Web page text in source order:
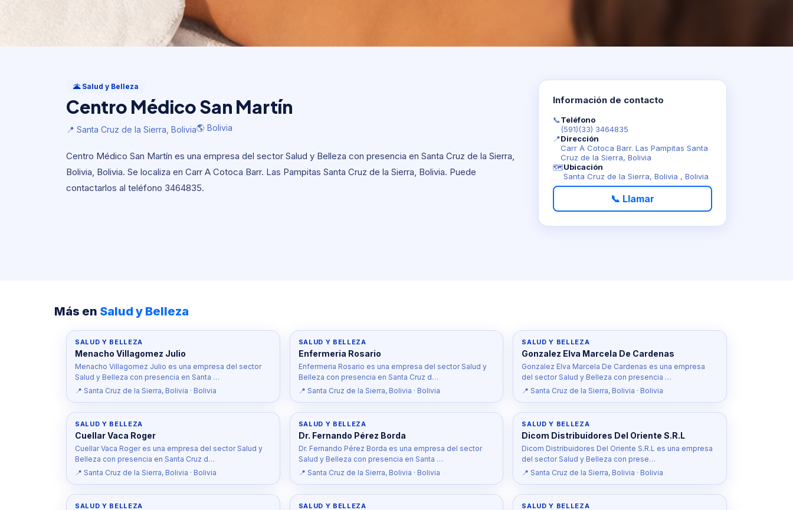
Centro Médico San Martín
🌎 Bolivia
🌋 Salud y Belleza
Centro Médico San Martín
📍 Santa Cruz de la Sierra, Bolivia🌎 Bolivia
Centro Médico San Martín es una empresa del sector Salud y Belleza con presencia en Santa Cruz de la Sierra,
Bolivia, Bolivia. Se localiza en Carr A Cotoca Barr. Las Pampitas Santa Cruz de la Sierra, Bolivia. Puede
contactarlos al teléfono 3464835.
Información de contacto
📞Teléfono
(591)(33) 3464835
📍Dirección
Carr A Cotoca Barr. Las Pampitas Santa
Cruz de la Sierra, Bolivia
🗺️Ubicación
Santa Cruz de la Sierra, Bolivia , Bolivia
📞 Llamar
Más en Salud y Belleza
SALUD Y BELLEZA
Menacho Villagomez Julio
Menacho Villagomez Julio es una empresa del sector
Salud y Belleza con presencia en Santa …
📍 Santa Cruz de la Sierra, Bolivia · Bolivia
SALUD Y BELLEZA
Enfermeria Rosario
Enfermeria Rosario es una empresa del sector Salud y
Belleza con presencia en Santa Cruz d…
📍 Santa Cruz de la Sierra, Bolivia · Bolivia
SALUD Y BELLEZA
Gonzalez Elva Marcela De Cardenas
Gonzalez Elva Marcela De Cardenas es una empresa
del sector Salud y Belleza con presencia …
📍 Santa Cruz de la Sierra, Bolivia · Bolivia
SALUD Y BELLEZA
Cuellar Vaca Roger
Cuellar Vaca Roger es una empresa del sector Salud y
Belleza con presencia en Santa Cruz d…
📍 Santa Cruz de la Sierra, Bolivia · Bolivia
SALUD Y BELLEZA
Dr. Fernando Pérez Borda
Dr. Fernando Pérez Borda es una empresa del sector
Salud y Belleza con presencia en Santa …
📍 Santa Cruz de la Sierra, Bolivia · Bolivia
SALUD Y BELLEZA
Dicom Distribuidores Del Oriente S.R.L
Dicom Distribuidores Del Oriente S.R.L es una empresa
del sector Salud y Belleza con prese…
📍 Santa Cruz de la Sierra, Bolivia · Bolivia
SALUD Y BELLEZA SALUD Y BELLEZA SALUD Y BELLEZA